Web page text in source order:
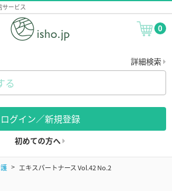
サービス
0
詳細検索
ログイン／新規登録
初めての方へ
エキスパートナース Vol.42 No.2